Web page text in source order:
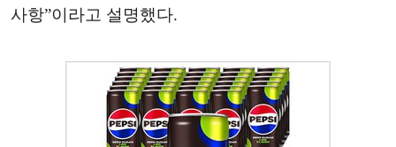
사항”이라고 설명했다.